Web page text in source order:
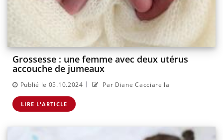
Grossesse : une femme avec deux utérus
accouche de jumeaux
Publié le 05.10.2024 | Par Diane Cacciarella
LIRE L'ARTICLE